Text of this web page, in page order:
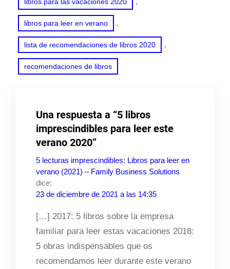
libros para leer en verano ,
lista de recomendaciones de libros 2020 ,
recomendaciones de libros
Una respuesta a “5 libros
imprescindibles para leer este
verano 2020”
5 lecturas imprescindibles: Libros para leer en
verano (2021) – Family Business Solutions
dice:
23 de diciembre de 2021 a las 14:35
[…] 2017: 5 libros sobre la empresa
familiar para leer estas vacaciones 2018:
5 obras indispensables que os
recomendamos leer durante este verano